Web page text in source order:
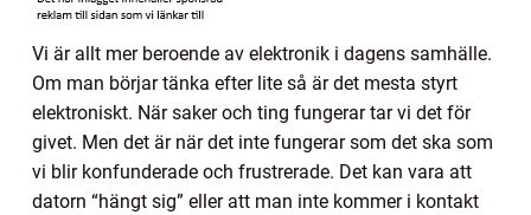
Vi är allt mer beroende av elektronik i dagens samhälle.
Om man börjar tänka efter lite så är det mesta styrt
elektroniskt. När saker och ting fungerar tar vi det för
givet. Men det är när det inte fungerar som det ska som
vi blir konfunderade och frustrerade. Det kan vara att
datorn “hängt sig” eller att man inte kommer i kontakt